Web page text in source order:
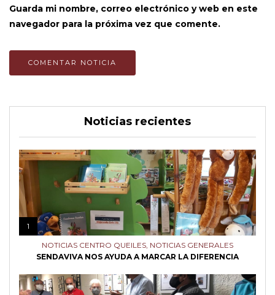
Guarda mi nombre, correo electrónico y web en este
navegador para la próxima vez que comente.
Noticias recientes
1
NOTICIAS CENTRO QUEILES, NOTICIAS GENERALES
SENDAVIVA NOS AYUDA A MARCAR LA DIFERENCIA